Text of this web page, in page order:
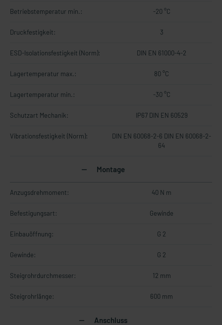
Betriebstemperatur min.: -20 °C
Druckfestigkeit: 3
ESD-Isolationsfestigkeit (Norm): DIN EN 61000-4-2
Lagertemperatur max.: 80 °C
Lagertemperatur min.: -30 °C
Schutzart Mechanik: IP67 DIN EN 60529
Vibrationsfestigkeit (Norm):
DIN EN 60068-2-6 DIN EN 60068-2-
64
Montage
Anzugsdrehmoment: 40 N m
Befestigungsart: Gewinde
Einbauöffnung: G 2
Gewinde: G 2
Steigrohrdurchmesser: 12 mm
Steigrohrlänge: 600 mm
Anschluss